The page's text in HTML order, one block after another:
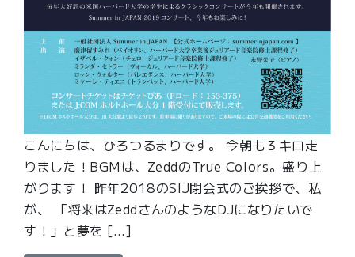
こんにちは、ひろつるまりです。 今朝も３キロ走
りました！BGMは、ZeddのTrue Colors。盛り上
がります！ 昨年2018のSIJ閉会式のご挨拶で、私
が、 「将来はZeddさんのようなDJになりたいで
す！」と夢を […]